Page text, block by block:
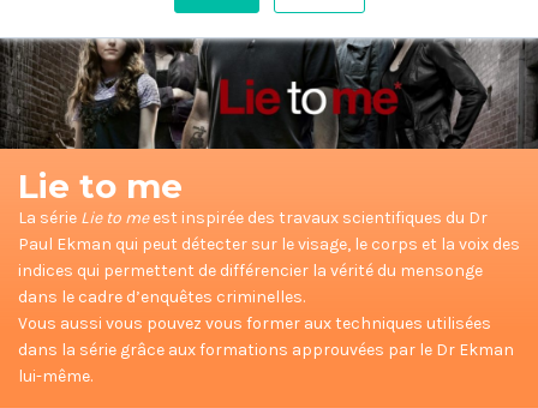
Lie to me
La série Lie to meest inspirée des travaux scientifiques du Dr
Paul Ekman qui peut détecter sur le visage, le corps et la voix des
indices qui permettent de différencier la vérité du mensonge
dans le cadre d’enquêtes criminelles.
Vous aussi vous pouvez vous former aux techniques utilisées
dans la série grâce aux formations approuvées par le Dr Ekman
lui-même.